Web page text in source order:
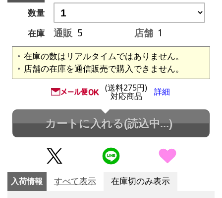
数量
在庫
通販 5 店舗 1
在庫の数はリアルタイムではありません。
店舗の在庫を通信販売で購入できません。
(送料275円)
対応商品 詳細
カートに入れる(読込中...)
入荷情報 すべて表示 在庫切のみ表示